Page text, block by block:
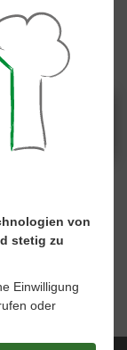
in das
tolle
von
stetig zu
Einwilligung
oder